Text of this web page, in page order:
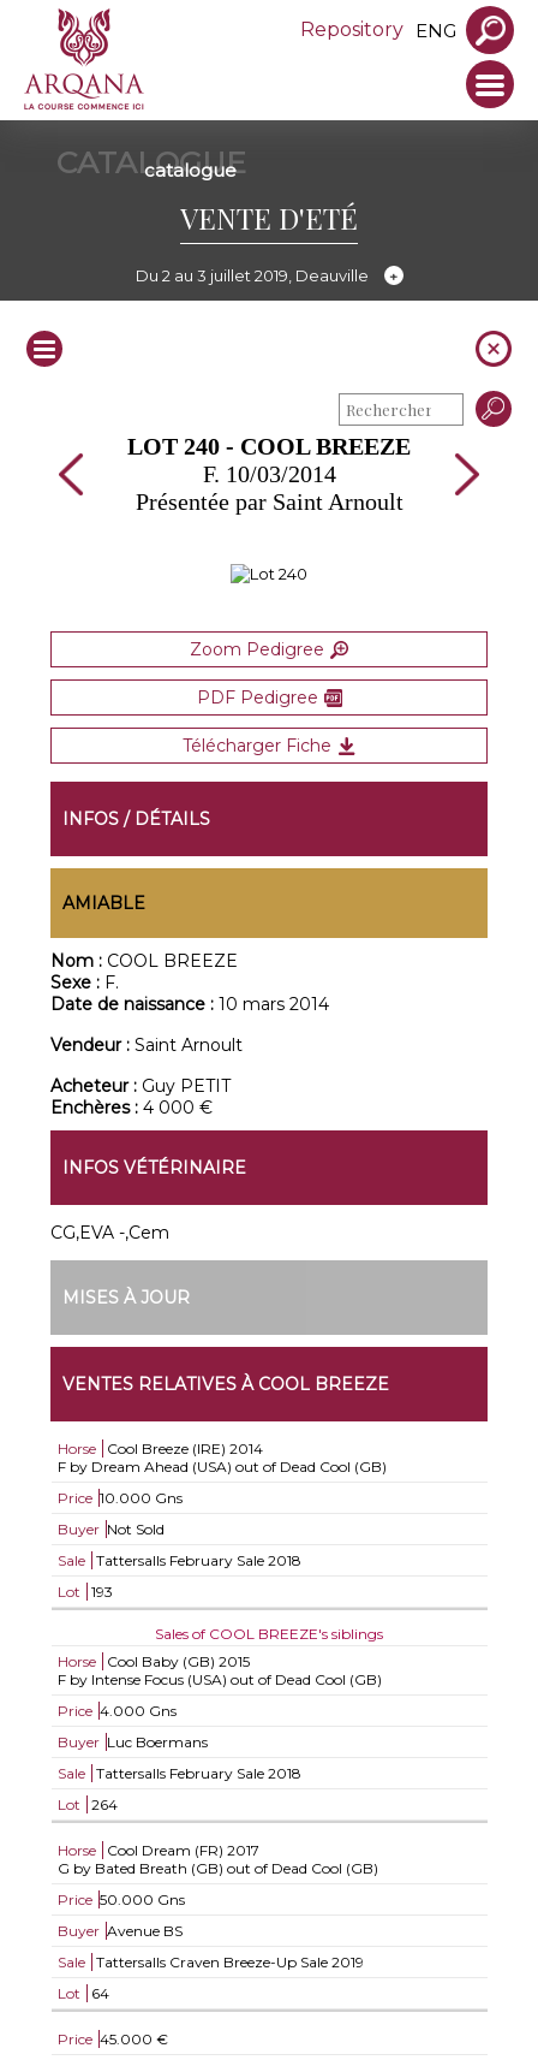
Repository ENG
CATALOGUE
catalogue
VENTE D'ETÉ
Du 2 au 3 juillet 2019, Deauville
LOT 240 - COOL BREEZE
F. 10/03/2014
Présentée par Saint Arnoult
Zoom Pedigree
PDF Pedigree
Télécharger Fiche
INFOS / DÉTAILS
AMIABLE
Nom : COOL BREEZE
Sexe : F.
Date de naissance :10 mars 2014
Vendeur :Saint Arnoult
Acheteur : Guy PETIT
Enchères :4 000 €
INFOS VÉTÉRINAIRE
CG,EVA -,Cem
MISES À JOUR
VENTES RELATIVES À COOL BREEZE
Horse Cool Breeze (IRE) 2014
F by Dream Ahead (USA) out of Dead Cool (GB)
Price 10.000 Gns
Buyer Not Sold
Sale
Tattersalls February Sale 2018
Lot
193
Sales of COOL BREEZE's siblings
Horse
Cool Baby (GB) 2015
F by Intense Focus (USA) out of Dead Cool (GB)
Price 4.000 Gns
Buyer Luc Boermans
Sale
Tattersalls February Sale 2018
Lot
264
Horse Cool Dream (FR) 2017
G by Bated Breath (GB) out of Dead Cool (GB)
Price 50.000 Gns
Buyer Avenue BS
Sale
Tattersalls Craven Breeze-Up Sale 2019
Lot
64
Price 45.000 €